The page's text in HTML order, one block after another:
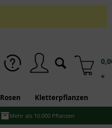
*
Rosen Kletterpflanzen
Mehr als 10.000 Pflanzen